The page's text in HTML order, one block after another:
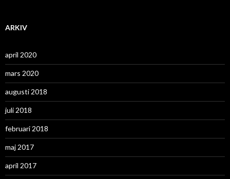
ARKIV
april 2020
mars 2020
augusti 2018
juli 2018
februari 2018
maj 2017
april 2017